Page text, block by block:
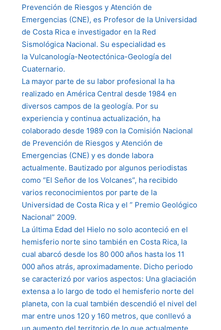
Prevención de Riesgos y Atención de
Emergencias (CNE), es Profesor de la Universidad
de Costa Rica e investigador en la Red
Sismológica Nacional. Su especialidad es
la Vulcanología-Neotectónica-Geología del
Cuaternario.
La mayor parte de su labor profesional la ha
realizado en América Central desde 1984 en
diversos campos de la geología. Por su
experiencia y continua actualización, ha
colaborado desde 1989 con la Comisión Nacional
de Prevención de Riesgos y Atención de
Emergencias (CNE) y es donde labora
actualmente. Bautizado por algunos periodistas
como “El Señor de los Volcanes”, ha recibido
varios reconocimientos por parte de la
Universidad de Costa Rica y el ” Premio Geológico
Nacional” 2009.
La última Edad del Hielo no solo aconteció en el
hemisferio norte sino también en Costa Rica, la
cual abarcó desde los 80 000 años hasta los 11
000 años atrás, aproximadamente. Dicho periodo
se caracterizó por varios aspectos: Una glaciación
extensa a lo largo de todo el hemisferio norte del
planeta, con la cual también descendió el nivel del
mar entre unos 120 y 160 metros, que conllevó a
un aumento del territorio de lo que actualmente